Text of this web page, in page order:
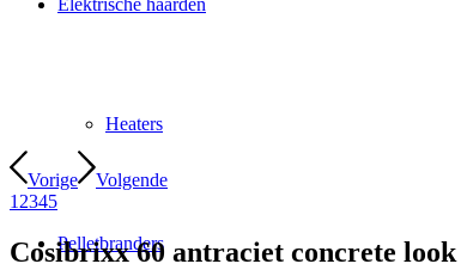
Elektrische haarden
Heaters
Pelletbranders
Vorige
Volgende
1 2345
Cosibrixx 60 antraciet concrete look